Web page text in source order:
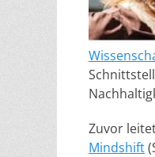
Zuvor
Mindshift